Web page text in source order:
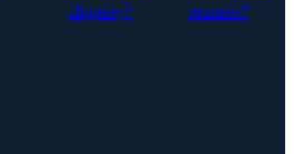
slipping?
reunião?